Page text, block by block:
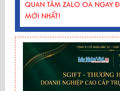
QUAN TÂM ZALO OA NGAY
MỚI NHẤT!